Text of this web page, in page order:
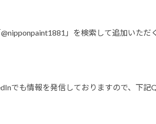
」を検索して追加いただ
でも情報を発信しておりますので、下記